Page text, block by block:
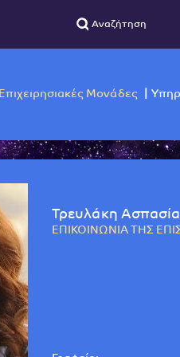
Τρευλάκη Ασπασία
ΕΠΙΚΟΙΝΩΝΙΑ ΤΗΣ